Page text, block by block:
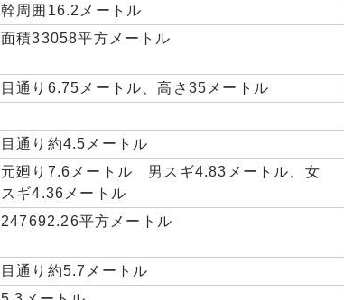
幹周囲16.2メートル
面積33058平方メートル
目通り6.75メートル、高さ35メートル
目通り約4.5メートル
元廻り7.6メートル 男スギ4.83メートル、女
スギ4.36メートル
247692.26平方メートル
目通り約5.7メートル